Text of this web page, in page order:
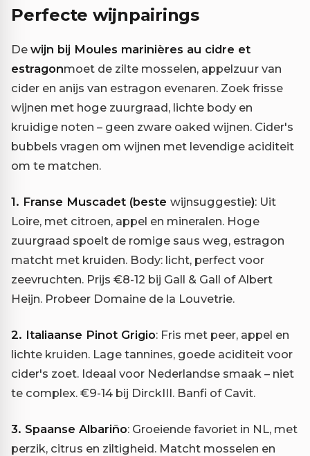
Perfecte wijnpairings
De wijn bij Moules marinières au cidre et
estragonmoet de zilte mosselen, appelzuur van
cider en anijs van estragon evenaren. Zoek frisse
wijnen met hoge zuurgraad, lichte body en
kruidige noten – geen zware oaked wijnen. Cider's
bubbels vragen om wijnen met levendige aciditeit
om te matchen.
1. Franse Muscadet (beste wijnsuggestie): Uit
Loire, met citroen, appel en mineralen. Hoge
zuurgraad spoelt de romige saus weg, estragon
matcht met kruiden. Body: licht, perfect voor
zeevruchten. Prijs €8-12 bij Gall & Gall of Albert
Heijn. Probeer Domaine de la Louvetrie.
2. Italiaanse Pinot Grigio: Fris met peer, appel en
lichte kruiden. Lage tannines, goede aciditeit voor
cider's zoet. Ideaal voor Nederlandse smaak – niet
te complex. €9-14 bij DirckIII. Banfi of Cavit.
3. Spaanse Albariño: Groeiende favoriet in NL, met
perzik, citrus en ziltigheid. Matcht mosselen en